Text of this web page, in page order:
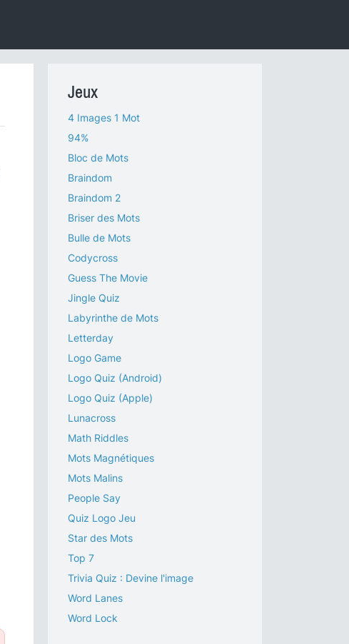
Jeux
4 Images 1 Mot
94%
Bloc de Mots
Braindom
Braindom 2
Briser des Mots
Bulle de Mots
Codycross
Guess The Movie
Jingle Quiz
Labyrinthe de Mots
Letterday
Logo Game
Logo Quiz (Android)
Logo Quiz (Apple)
Lunacross
Math Riddles
Mots Magnétiques
Mots Malins
People Say
Quiz Logo Jeu
Star des Mots
Top 7
Trivia Quiz : Devine l'image
Word Lanes
Word Lock